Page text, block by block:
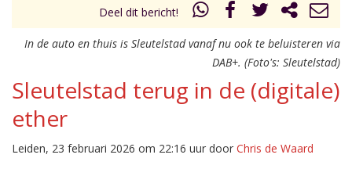
Deel dit bericht!
In de auto en thuis is Sleutelstad vanaf nu ook te beluisteren via
DAB+. (Foto's: Sleutelstad)
Sleutelstad terug in de (digitale)
ether
Leiden, 23 februari 2026 om 22:16 uur door Chris de Waard